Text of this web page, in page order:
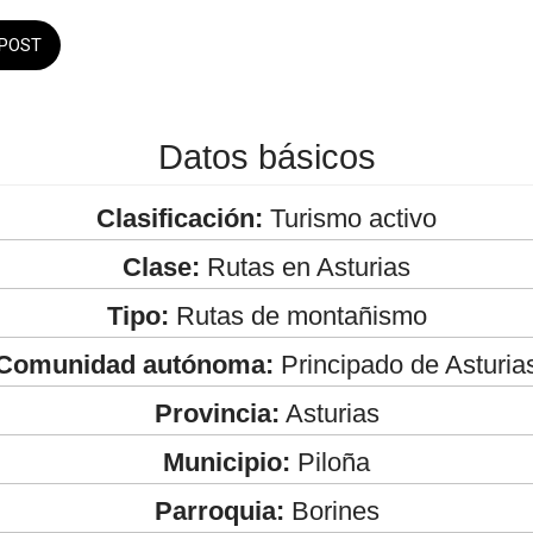
Datos básicos
Clasificación: Turismo activo
Clase: Rutas en Asturias
Tipo: Rutas de montañismo
autónoma: Principado de
Provincia: Asturias
Municipio: Piloña
Parroquia: Borines